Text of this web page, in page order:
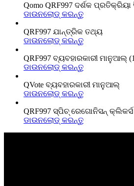
Qomo QRF997 ଦର୍ଶକ
ଡାଉନଲୋଡ୍‌ କରନ୍ତୁ
QRF997 ଯାନ୍ତ୍ରିକ ତଥ୍ୟ
ଡାଉନଲୋଡ୍‌ କରନ୍ତୁ
QRF997 ବ୍ୟବହାରକାରୀ ମାନୁଆଲ୍
ଡାଉନଲୋଡ୍‌ କରନ୍ତୁ
QVote ବ୍ୟବହାରକାରୀ ମାନୁଆଲ୍
ଡାଉନଲୋଡ୍‌ କରନ୍ତୁ
QRF997 ସ୍ପିଚ୍ ରେଗୋନିସନ୍
ଡାଉନଲୋଡ୍‌ କରନ୍ତୁ